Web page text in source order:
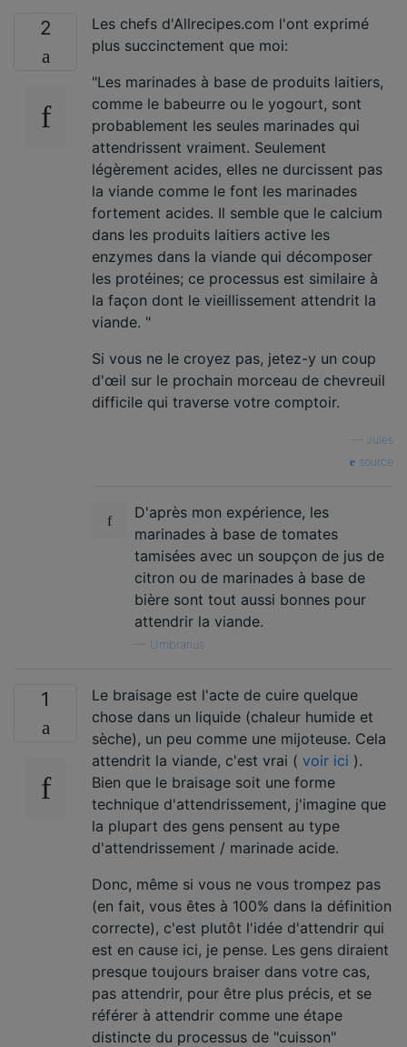
2
Les chefs d'Allrecipes.com l'ont exprimé
plus succinctement que moi:
"Les marinades à base de produits laitiers,
comme le babeurre ou le yogourt, sont
probablement les seules marinades qui
attendrissent vraiment. Seulement
légèrement acides, elles ne durcissent pas
la viande comme le font les marinades
fortement acides. Il semble que le calcium
dans les produits laitiers active les
enzymes dans la viande qui décomposer
les protéines; ce processus est similaire à
la façon dont le vieillissement attendrit la
viande. "
Si vous ne le croyez pas, jetez-y un coup
d'œil sur le prochain morceau de chevreuil
difficile qui traverse votre comptoir.
Jules
source
D'après mon expérience, les
marinades à base de tomates
tamisées avec un soupçon de jus de
citron ou de marinades à base de
bière sont tout aussi bonnes pour
attendrir la viande.
Umbranus
1
Le braisage est l'acte de cuire quelque
chose dans un liquide (chaleur humide et
sèche), un peu comme une mijoteuse. Cela
attendrit la viande, c'est vrai ( voir ici ).
Bien que le braisage soit une forme
technique d'attendrissement, j'imagine que
la plupart des gens pensent au type
d'attendrissement / marinade acide.
Donc, même si vous ne vous trompez pas
(en fait, vous êtes à 100% dans la définition
correcte), c'est plutôt l'idée d'attendrir qui
est en cause ici, je pense. Les gens diraient
presque toujours braiser dans votre cas,
pas attendrir, pour être plus précis, et se
référer à attendrir comme une étape
distincte du processus de "cuisson"